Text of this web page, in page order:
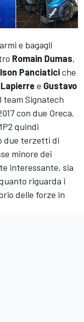
e bagagli
Romain Dumas,
Panciaticiche
e Gustavo
team Signatech
con due Oreca.
quindi
due terzetti di
minore dei
interessante, sia
riguarda i
delle forze in